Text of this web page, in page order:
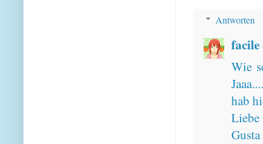
Antworten
facile
Wie
hab
Liebe
Gusta